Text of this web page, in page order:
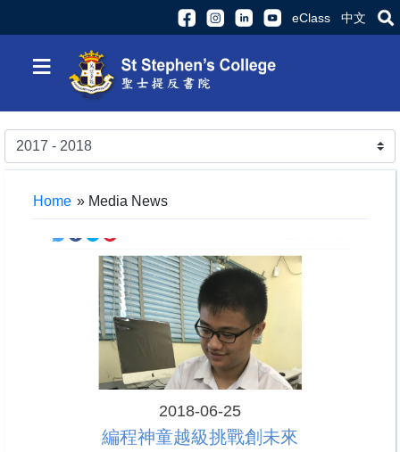
eClass 中文
≡
Home » Media News
2018-06-25
編程神童越級挑戰創未來